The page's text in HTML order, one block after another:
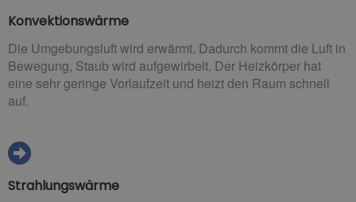
Konvektionswärme
Die Umgebungsluft wird erwärmt. Dadurch kommt die Luft in
Bewegung, Staub wird aufgewirbelt. Der Heizkörper hat
eine sehr geringe Vorlaufzeit und heizt den Raum schnell
auf.
Strahlungswärme